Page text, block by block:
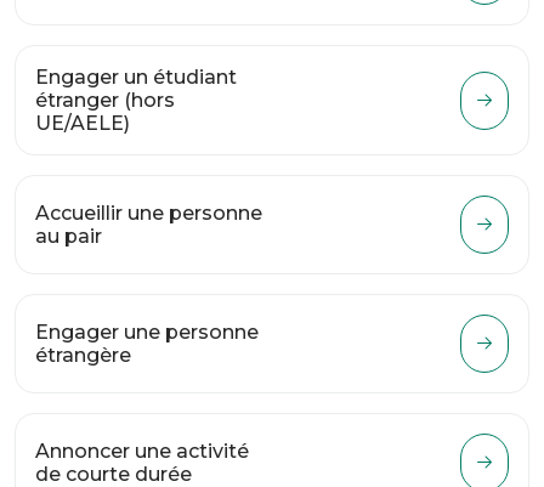
Engager un étudiant
étranger (hors
UE/AELE)
Accueillir une personne
au pair
Engager une personne
étrangère
Annoncer une activité
de courte durée